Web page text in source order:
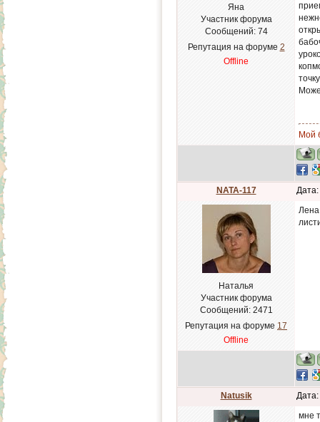
Яна
Участник форума
Сообщений: 74
Репутация на форуме 2
Offline
Мой
NATA-117
Наталья
Участник форума
Сообщений: 2471
Репутация на форуме 17
Offline
Natusik
мне